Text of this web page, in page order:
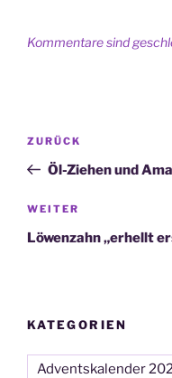
Kommentare sind
Vorheriger
Beitrag
ZURÜCK
Öl-Ziehen und
Nächster
Beitrag
WEITER
Löwenzahn „erhellt
KATEGORIEN
Adventskalender